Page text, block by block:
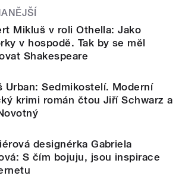
Mikluš v roli Othella: Jako
v hospodě. Tak by se měl
Shakespeare
Urban: Sedmikostelí. Moderní
krimi román čtou Jiří Schwarz a
designérka Gabriela
S čím bojuju, jsou inspirace